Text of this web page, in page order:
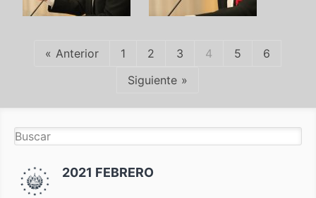
Anterior 1 2 3 4 5
6
Siguiente
2021 FEBRERO